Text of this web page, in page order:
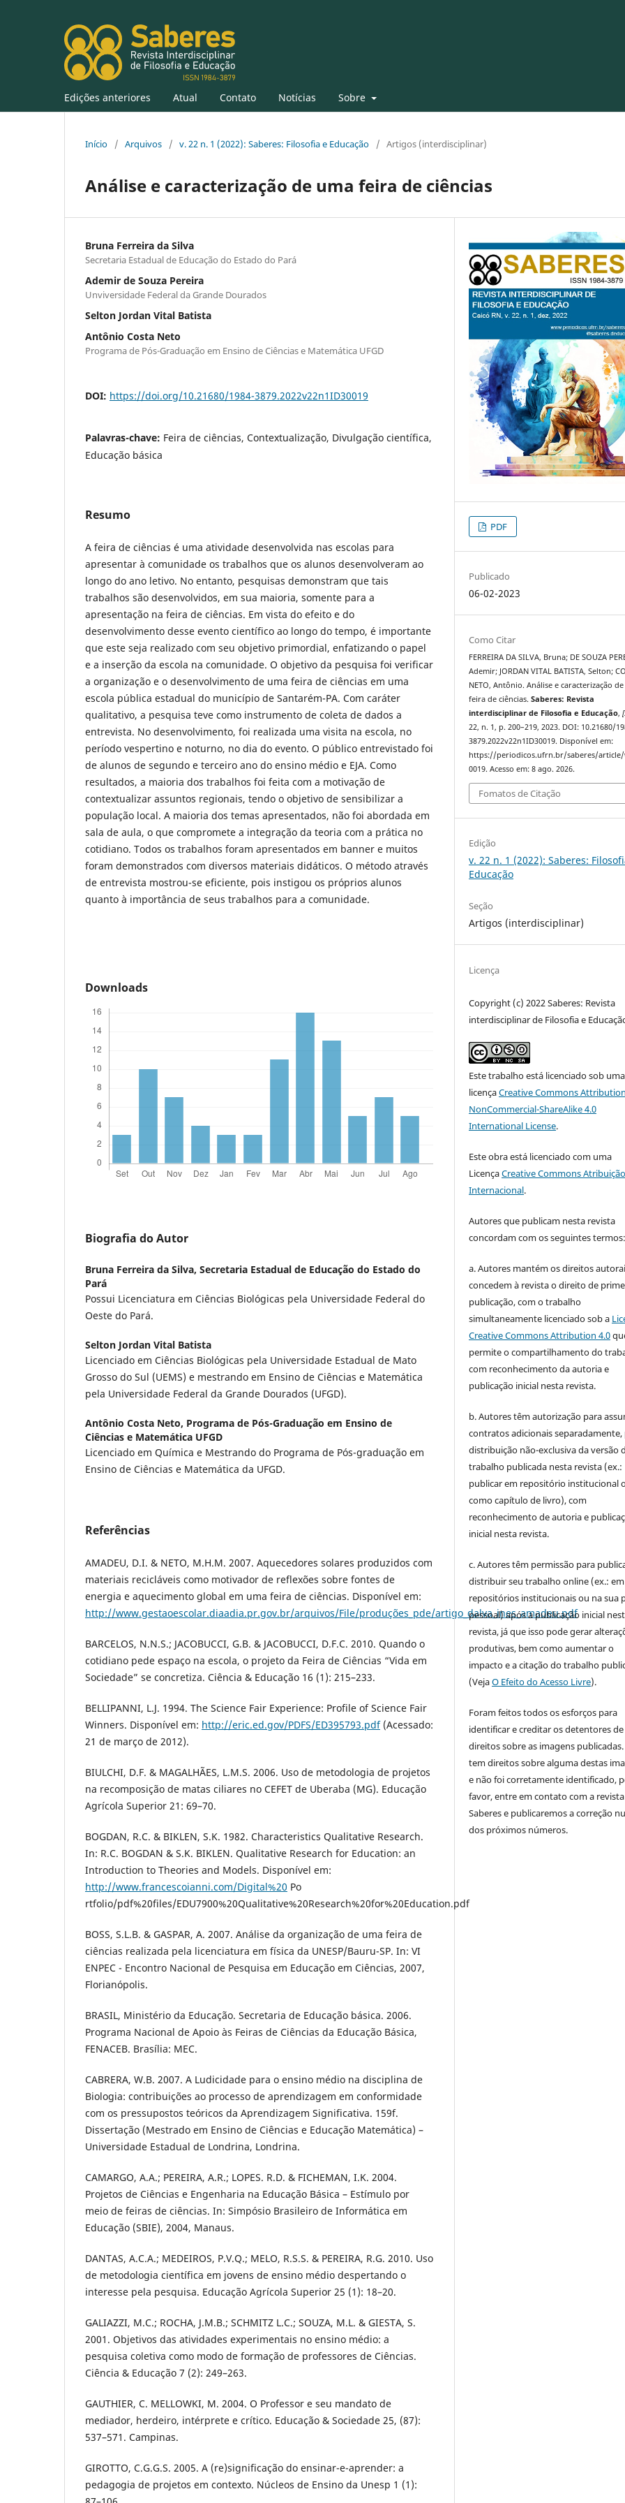
Edições anteriores Atual Contato Notícias Sobre
Início / Arquivos / v. 22 n. 1 (2022): Saberes: Filosofia e Educação / Artigos (interdisciplinar)
Análise e caracterização de uma feira de ciências
Bruna Ferreira da Silva
Secretaria Estadual de Educação do Estado do Pará
Ademir de Souza Pereira
Unviversidade Federal da Grande Dourados
Selton Jordan Vital Batista
Antônio Costa Neto
Programa de Pós-Graduação em Ensino de Ciências e Matemática UFGD
DOI: https://doi.org/10.21680/1984-3879.2022v22n1ID30019
Palavras-chave: Feira de ciências, Contextualização, Divulgação científica,
Educação básica
Resumo
A feira de ciências é uma atividade desenvolvida nas escolas para
apresentar à comunidade os trabalhos que os alunos desenvolveram ao
longo do ano letivo. No entanto, pesquisas demonstram que tais
trabalhos são desenvolvidos, em sua maioria, somente para a
apresentação na feira de ciências. Em vista do efeito e do
desenvolvimento desse evento científico ao longo do tempo, é importante
que este seja realizado com seu objetivo primordial, enfatizando o papel
e a inserção da escola na comunidade. O objetivo da pesquisa foi verificar
a organização e o desenvolvimento de uma feira de ciências em uma
escola pública estadual do município de Santarém-PA. Com caráter
qualitativo, a pesquisa teve como instrumento de coleta de dados a
entrevista. No desenvolvimento, foi realizada uma visita na escola, no
período vespertino e noturno, no dia do evento. O público entrevistado foi
de alunos de segundo e terceiro ano do ensino médio e EJA. Como
resultados, a maioria dos trabalhos foi feita com a motivação de
contextualizar assuntos regionais, tendo o objetivo de sensibilizar a
população local. A maioria dos temas apresentados, não foi abordada em
sala de aula, o que compromete a integração da teoria com a prática no
cotidiano. Todos os trabalhos foram apresentados em banner e muitos
foram demonstrados com diversos materiais didáticos. O método através
de entrevista mostrou-se eficiente, pois instigou os próprios alunos
quanto à importância de seus trabalhos para a comunidade.
Downloads
Biografia do Autor
Bruna Ferreira da Silva, Secretaria Estadual de Educação do Estado do
Pará
Possui Licenciatura em Ciências Biológicas pela Universidade Federal do
Oeste do Pará.
Selton Jordan Vital Batista
Licenciado em Ciências Biológicas pela Universidade Estadual de Mato
Grosso do Sul (UEMS) e mestrando em Ensino de Ciências e Matemática
pela Universidade Federal da Grande Dourados (UFGD).
Antônio Costa Neto, Programa de Pós-Graduação em Ensino de
Ciências e Matemática UFGD
Licenciado em Química e Mestrando do Programa de Pós-graduação em
Ensino de Ciências e Matemática da UFGD.
Referências
AMADEU, D.I. & NETO, M.H.M. 2007. Aquecedores solares produzidos com
materiais recicláveis como motivador de reflexões sobre fontes de
energia e aquecimento global em uma feira de ciências. Disponível em:
http://www.gestaoescolar.diaadia.pr.gov.br/arquivos/File/produções_pde/artigo_dalva_ines_amadeu.pdf
BARCELOS, N.N.S.; JACOBUCCI, G.B. & JACOBUCCI, D.F.C. 2010. Quando o
cotidiano pede espaço na escola, o projeto da Feira de Ciências “Vida em
Sociedade” se concretiza. Ciência & Educação 16 (1): 215–233.
BELLIPANNI, L.J. 1994. The Science Fair Experience: Profile of Science Fair
Winners. Disponível em: http://eric.ed.gov/PDFS/ED395793.pdf(Acessado:
21 de março de 2012).
BIULCHI, D.F. & MAGALHÃES, L.M.S. 2006. Uso de metodologia de projetos
na recomposição de matas ciliares no CEFET de Uberaba (MG). Educação
Agrícola Superior 21: 69–70.
BOGDAN, R.C. & BIKLEN, S.K. 1982. Characteristics Qualitative Research.
In: R.C. BOGDAN & S.K. BIKLEN. Qualitative Research for Education: an
Introduction to Theories and Models. Disponível em:
http://www.francescoianni.com/Digital%20 Po
rtfolio/pdf%20files/EDU7900%20Qualitative%20Research%20for%20Education.pdf
BOSS, S.L.B. & GASPAR, A. 2007. Análise da organização de uma feira de
ciências realizada pela licenciatura em física da UNESP/Bauru-SP. In: VI
ENPEC - Encontro Nacional de Pesquisa em Educação em Ciências, 2007,
Florianópolis.
BRASIL, Ministério da Educação. Secretaria de Educação básica. 2006.
Programa Nacional de Apoio às Feiras de Ciências da Educação Básica,
FENACEB. Brasília: MEC.
CABRERA, W.B. 2007. A Ludicidade para o ensino médio na disciplina de
Biologia: contribuições ao processo de aprendizagem em conformidade
com os pressupostos teóricos da Aprendizagem Significativa. 159f.
Dissertação (Mestrado em Ensino de Ciências e Educação Matemática) –
Universidade Estadual de Londrina, Londrina.
CAMARGO, A.A.; PEREIRA, A.R.; LOPES. R.D. & FICHEMAN, I.K. 2004.
Projetos de Ciências e Engenharia na Educação Básica – Estímulo por
meio de feiras de ciências. In: Simpósio Brasileiro de Informática em
Educação (SBIE), 2004, Manaus.
DANTAS, A.C.A.; MEDEIROS, P.V.Q.; MELO, R.S.S. & PEREIRA, R.G. 2010. Uso
de metodologia científica em jovens de ensino médio despertando o
interesse pela pesquisa. Educação Agrícola Superior 25 (1): 18–20.
GALIAZZI, M.C.; ROCHA, J.M.B.; SCHMITZ L.C.; SOUZA, M.L. & GIESTA, S.
2001. Objetivos das atividades experimentais no ensino médio: a
pesquisa coletiva como modo de formação de professores de Ciências.
Ciência & Educação 7 (2): 249–263.
GAUTHIER, C. MELLOWKI, M. 2004. O Professor e seu mandato de
mediador, herdeiro, intérprete e crítico. Educação & Sociedade 25, (87):
537–571. Campinas.
GIROTTO, C.G.G.S. 2005. A (re)significação do ensinar-e-aprender: a
pedagogia de projetos em contexto. Núcleos de Ensino da Unesp 1 (1):
PDF
Publicado
06-02-2023
Como Citar
FERREIRA DA SILVA, Bruna; DE SOUZA
Ademir; JORDAN VITAL BATISTA, Selton;
NETO, Antônio. Análise e caracterização
feira de ciências.Saberes: Revista
interdisciplinar de Filosofia e Educação,
22, n. 1, p. 200–219, 2023. DOI: 10.21680/
3879.2022v22n1ID30019. Disponível em:
https://periodicos.ufrn.br/saberes/
0019. Acesso em: 8 ago. 2026.
Fomatos de Citação
Edição
v. 22 n. 1 (2022): Saberes:
Educação
Seção
Artigos (interdisciplinar)
Licença
Copyright (c) 2022 Saberes: Revista
interdisciplinar de Filosofia e
Este trabalho está licenciado sob uma
licençaCreative Commons
NonCommercial-ShareAlike 4.0
International License.
Este obra está licenciado com uma
LicençaCreative Commons
Internacional.
Autores que publicam nesta revista
concordam com os seguintes termos:
a. Autores mantém os direitos
concedem à revista o direito de
publicação, com o trabalho
simultaneamente licenciado sob a
Creative Commons Attribution 4.0
permite o compartilhamento do
com reconhecimento da autoria e
publicação inicial nesta revista.
b. Autores têm autorização para
contratos adicionais separadamente,
distribuição não-exclusiva da versão
trabalho publicada nesta revista (ex.:
publicar em repositório institucional
como capítulo de livro), com
reconhecimento de autoria e
inicial nesta revista.
c. Autores têm permissão para
distribuir seu trabalho online (ex.: em
repositórios institucionais ou na sua
pessoal) após a publicação inicial
revista, já que isso pode gerar
produtivas, bem como aumentar o
impacto e a citação do trabalho
(VejaO Efeito do Acesso Livre).
Foram feitos todos os esforços para
identificar e creditar os detentores de
direitos sobre as imagens publicadas.
tem direitos sobre alguma destas
e não foi corretamente identificado,
favor, entre em contato com a revista
Saberes e publicaremos a correção
dos próximos números.